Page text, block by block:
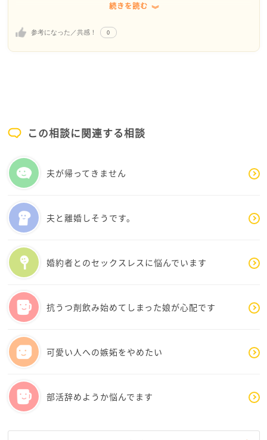
今もなお症状は続いていますか？
はじめの方を読んだ時に、自分の子供が小さい時に何
かあるとすぐに嘔吐していたのを思い出しました
その時の回答では『たまたまこの子は嘔吐の反射が敏
感なだけで病気ではないです。ちょっとした刺激で吐
もない事。そういう人はいます。気にしないで』と…
としているところなのですが、bibiさんの症状はちょ
っと違いますよね…
外食時に吐き気を催したことがキッカケのようです
が、もっと原因になるような心理的なキッカケはあり
もとがアクティブな方だったみたいなので心配です
しかも「休日に友人と会うのも億劫になってしまいま
す。」って、尚更心配です
メンタル的なものが何かキッカケになっているのでは
ないでしょうか？
続きを読む
参考になった／共感！ 0
この相談に関連する相談
夫が帰ってきません
夫と離婚しそうです。
婚約者とのセックスレスに悩んでいます
抗うつ剤飲み始めてしまった娘が心配です
可愛い人への嫉妬をやめたい
部活辞めようか悩んでます